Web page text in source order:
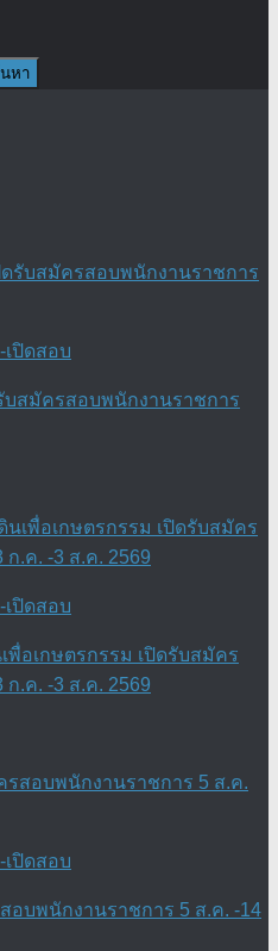
ปิดสอบ
บสมัครสอบพนักงานราชการ
ปิดสอบ
อเกษตรกรรม เปิดรับสมัคร
.ค. -3 ส.ค. 2569
ปิดสอบ
อบพนักงานราชการ 5 ส.ค. -14